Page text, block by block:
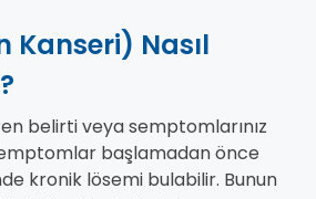
Kanseri) Nasıl
belirti veya semptomlarınız
başlamadan önce
kronik lösemi bulabilir. Bunun